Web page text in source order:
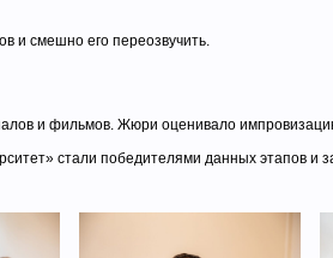
и смешно его переозвучить.
и фильмов. Жюри оценивало
стали победителями данных этапов и